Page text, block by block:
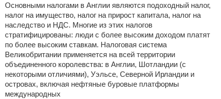
Основными налогами в Англии являются подоходный налог,
налог на имущество, налог на прирост капитала, налог на
наследство и НДС. Многие из этих налогов
стратифицированы: люди с более высоким доходом платят
по более высоким ставкам. Налоговая система
Великобритании применяется на всей территории
объединенного королевства: в Англии, Шотландии (с
некоторыми отличиями), Уэльсе, Северной Ирландии и
островах, включая нефтяные буровые платформы
международных